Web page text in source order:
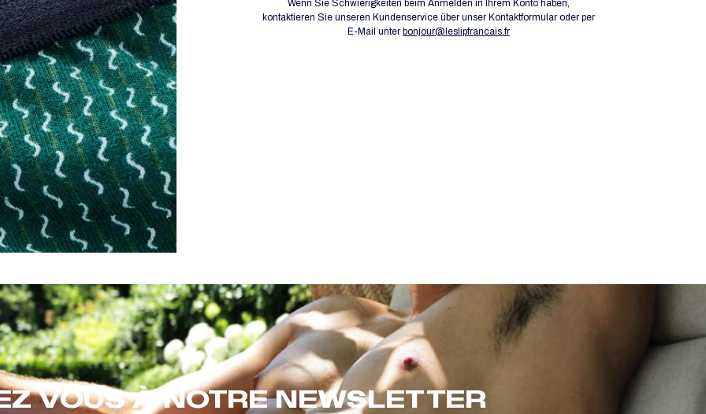
Wenn Sie Schwierigkeiten beim Anmelden in Ihrem Konto haben,
kontaktieren Sie unseren Kundenservice über unser Kontaktformular oder per
E-Mail unter bonjour@leslipfrancais.fr
VOUS À NOTRE NEWSLETTER